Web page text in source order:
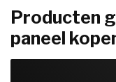
Producten
paneel